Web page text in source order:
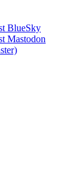
BlueSky
Mastodon